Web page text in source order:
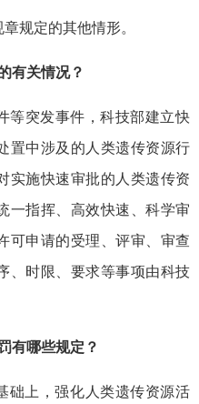
规定的其他情形。
有关情况？
等突发事件，科技部建立快
置中涉及的人类遗传资源行
实施快速审批的人类遗传资
一指挥、高效快速、科学审
可申请的受理、评审、审查
、时限、要求等事项由科技
有哪些规定？
础上，强化人类遗传资源活